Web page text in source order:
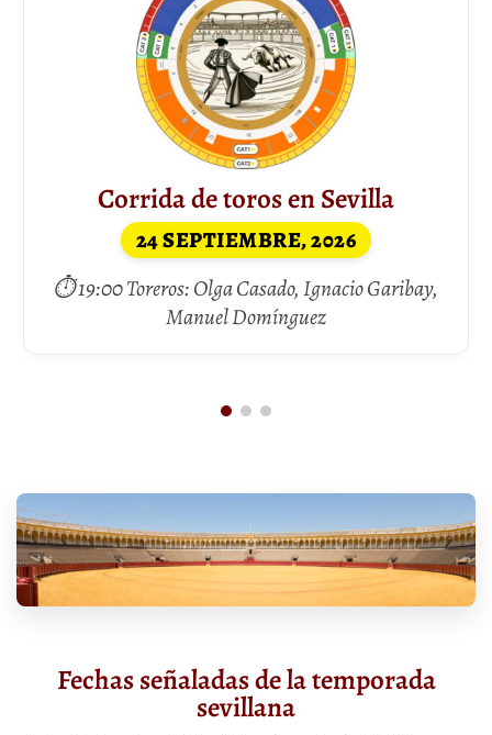
Corrida de toros en Sevilla
24 SEPTIEMBRE, 2026
⏱ 19:00 Toreros: Olga Casado, Ignacio Garibay,
Manuel Domínguez
Fechas señaladas de la temporada
sevillana